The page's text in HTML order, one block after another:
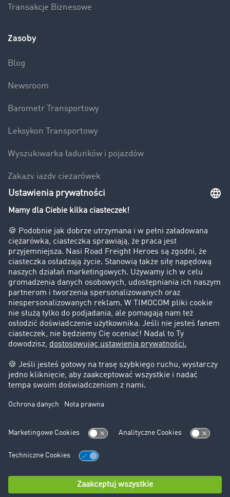
Transakcje Biznesowe
Zasoby
Blog
Newsroom
Barometr Transportowy
Leksykon Transportowy
Wyszukiwarka ładunków i pojazdów
Zakazy jazdy ciężarówek
Bezpieczeństwo
Firma
Historie sukcesu
Klienci pozyskują nowych klientów
Informacje prawne
Impressum
OWU
Ochrona danych
Ustawienia plików cookies